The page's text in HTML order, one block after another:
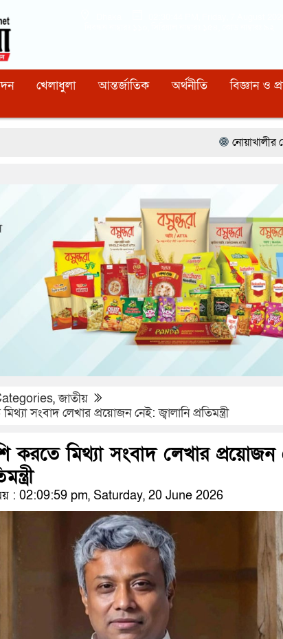
খেলাধুলা আন্তর্জাতিক অর্থনীতি বিজ্ঞান ও
নোয়াখালীর বেগমগঞ্জে সিএনজিতে
,জাতীয়
সংবাদ লেখার প্রয়োজন নেই: জ্বালানি প্রতিমন্ত্রী
করতে মিথ্যা সংবাদ লেখার প্রয়োজন
: 02:09:59 pm, Saturday, 20 June 2026